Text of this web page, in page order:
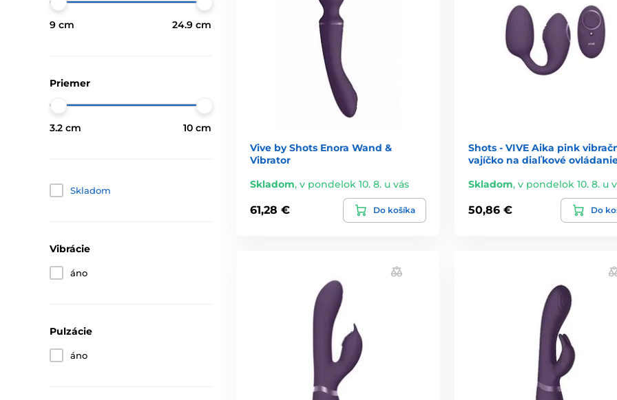
9 cm 24.9 cm
Priemer
3.2 cm 10 cm
Skladom
Vibrácie
áno
Pulzácie
áno
Vive by Shots Enora Wand &
Vibrator
Skladom, v pondelok 10. 8. u vás
61,28 € Do košíka
Shots - VIVE Aika pink
vajíčko na diaľkové
Skladom, v pondelok 10. 8. u
50,86 € Do